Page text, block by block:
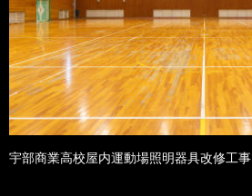
宇部商業高校屋内運動場照明器具改修工事